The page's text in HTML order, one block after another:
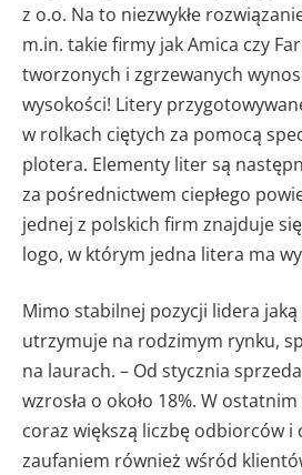
z o.o. Na to niezwykłe
m.in. takie firmy jak Amica czy
tworzonych i zgrzewanych
wysokości! Litery
w rolkach ciętych za pomocą
plotera. Elementy liter są
za pośrednictwem ciepłego
jednej z polskich firm znajduje
logo, w którym jedna litera ma
Mimo stabilnej pozycji lidera
utrzymuje na rodzimym rynku,
na laurach. – Od stycznia
wzrosła o około 18%. W
coraz większą liczbę odbiorców i
zaufaniem również wśród